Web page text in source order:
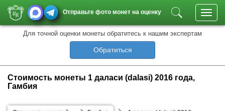
Отправьте фото монет на оценку
Для точной оценки монеты обратитесь к нашим экспертам
Обратиться
Стоимость монеты 1 даласи (dalasi) 2016 года,
Гамбия